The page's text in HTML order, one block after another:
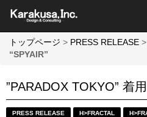
トップページ > PRESS RELEASE >
“SPYAIR”
”PARADOX TOKYO” 着
PRESS RELEASE H>FRACTAL